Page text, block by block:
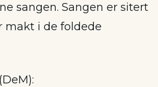
sangen. Sangen er sitert
makt i de foldede